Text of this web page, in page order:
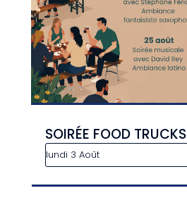
SOIRÉE FOOD TRUCKS
lundi 3 Août